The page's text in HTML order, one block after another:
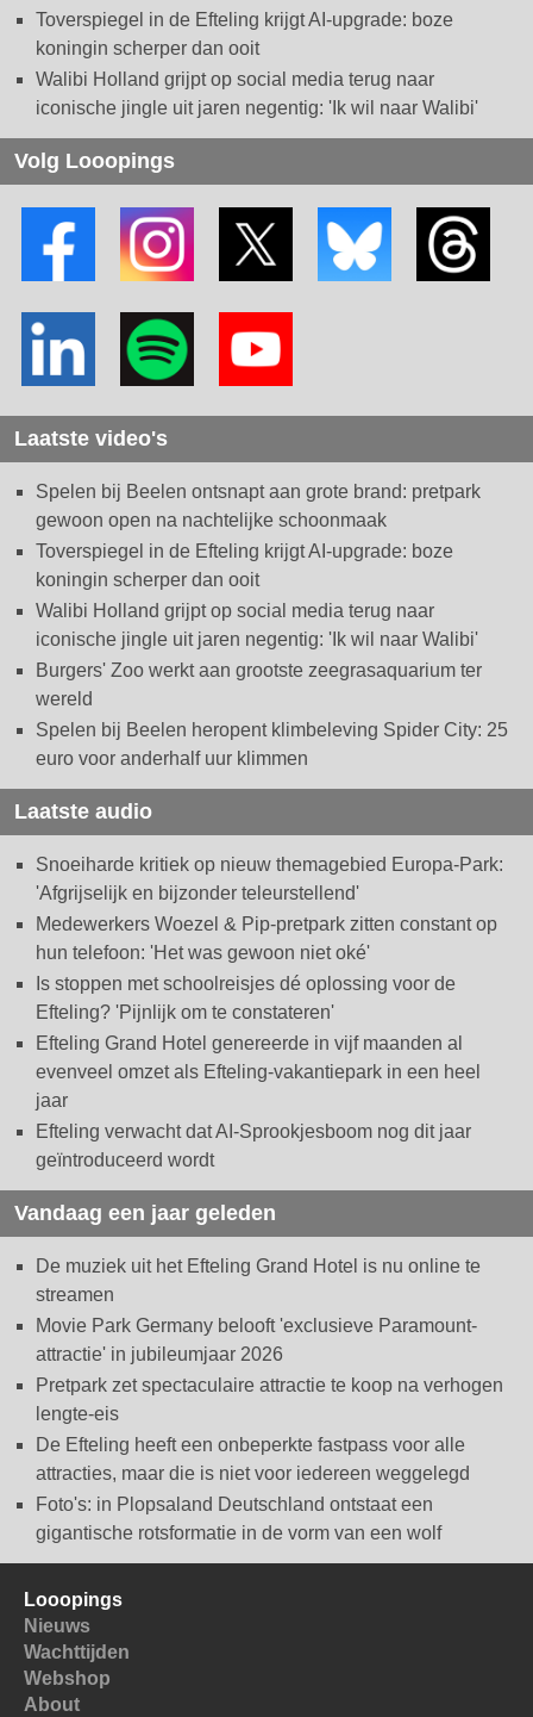
Toverspiegel in de Efteling krijgt AI-upgrade: boze
koningin scherper dan ooit
Walibi Holland grijpt op social media terug naar
iconische jingle uit jaren negentig: 'Ik wil naar Walibi'
Volg Looopings
Laatste video's
Spelen bij Beelen ontsnapt aan grote brand: pretpark
gewoon open na nachtelijke schoonmaak
Toverspiegel in de Efteling krijgt AI-upgrade: boze
koningin scherper dan ooit
Walibi Holland grijpt op social media terug naar
iconische jingle uit jaren negentig: 'Ik wil naar Walibi'
Burgers' Zoo werkt aan grootste zeegrasaquarium ter
wereld
Spelen bij Beelen heropent klimbeleving Spider City: 25
euro voor anderhalf uur klimmen
Laatste audio
Snoeiharde kritiek op nieuw themagebied Europa-Park:
'Afgrijselijk en bijzonder teleurstellend'
Medewerkers Woezel & Pip-pretpark zitten constant op
hun telefoon: 'Het was gewoon niet oké'
Is stoppen met schoolreisjes dé oplossing voor de
Efteling? 'Pijnlijk om te constateren'
Efteling Grand Hotel genereerde in vijf maanden al
evenveel omzet als Efteling-vakantiepark in een heel
jaar
Efteling verwacht dat AI-Sprookjesboom nog dit jaar
geïntroduceerd wordt
Vandaag een jaar geleden
De muziek uit het Efteling Grand Hotel is nu online te
streamen
Movie Park Germany belooft 'exclusieve Paramount-
attractie' in jubileumjaar 2026
Pretpark zet spectaculaire attractie te koop na verhogen
lengte-eis
De Efteling heeft een onbeperkte fastpass voor alle
attracties, maar die is niet voor iedereen weggelegd
Foto's: in Plopsaland Deutschland ontstaat een
gigantische rotsformatie in de vorm van een wolf
Looopings
Nieuws
Wachttijden
Webshop
About